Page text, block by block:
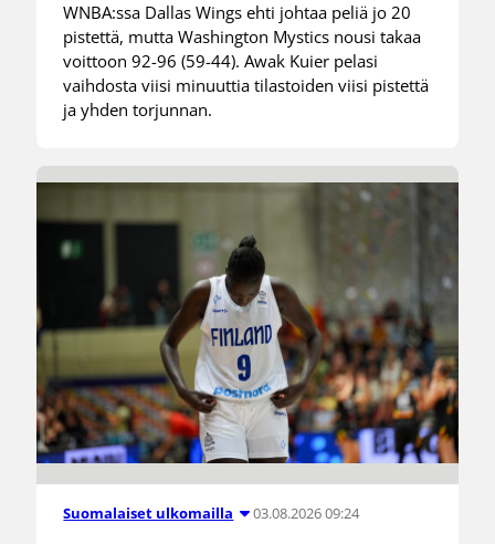
WNBA:ssa Dallas Wings ehti johtaa peliä jo 20
pistettä, mutta Washington Mystics nousi takaa
voittoon 92-96 (59-44). Awak Kuier pelasi
vaihdosta viisi minuuttia tilastoiden viisi pistettä
ja yhden torjunnan.
Suomalaiset ulkomailla 03.08.2026 09:24